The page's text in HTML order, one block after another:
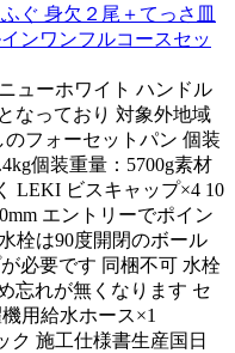
ぐ 身欠２尾＋てっさ皿
ンワンフルコースセッ
ューホワイト ハンドル
なっており 対象外地域
フォーセットパン 個装
個装重量：5700g素材
LEKI ビスキャップ×4 10
エントリーでポイン
栓は90度開閉のボール
必要です 同梱不可 水栓
忘れが無くなります セ
用給水ホース×1
ク 施工仕様書生産国日